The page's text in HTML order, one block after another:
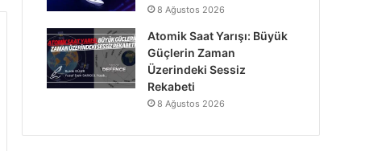
8 Ağustos 2026
Atomik Saat Yarışı: Büyük
Güçlerin Zaman
Üzerindeki Sessiz
Rekabeti
8 Ağustos 2026